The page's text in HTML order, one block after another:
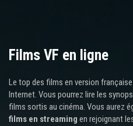
Films VF en ligne
Le top des films en version
Internet. Vous pourrez lire les
films sortis au cinéma. Vous aurez
films en streaming en rejoignant